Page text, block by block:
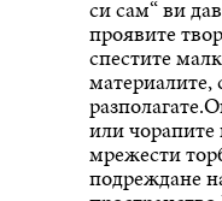
си сам“ ви
проявите
спестите
материалите,
или
мрежести
подреждане